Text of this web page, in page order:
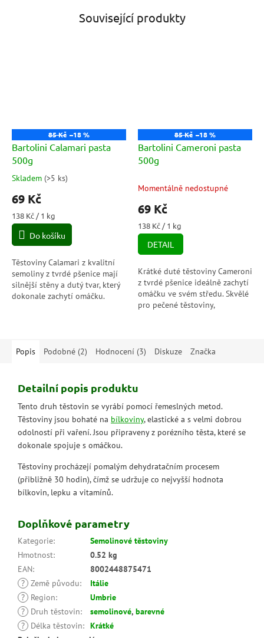
Související produkty
85 Kč –18 %
Bartolini Calamari pasta
500g
Průměrné
produktu
je
5,0
5
hvězdiček.
Skladem (>5 ks)
69 Kč
Měrná
cena:
138 Kč / 1 kg
Do košíku
Těstoviny Calamari z kvalitní
semoliny z tvrdé pšenice mají
silnější stěny a dutý tvar, který
dokonale zachytí omáčku.
85 Kč –18 %
Bartolini Cameroni pasta
500g
Momentálně nedostupné
69 Kč
Měrná
cena:
138 Kč / 1 kg
DETAIL
Krátké duté těstoviny Cameroni
z tvrdé pšenice ideálně zachytí
omáčku ve svém středu. Skvělé
pro pečené těstoviny,
Popis Podobné (2) Hodnocení (3) Diskuze Značka
Detailní popis produktu
Tento druh těstovin se vyrábí pomocí řemeslných metod.
Těstoviny jsou bohaté na bílkoviny, elastické a s velmi dobrou
odolností při vaření. Jsou připraveny z porézního těsta, které se
dokonale spojuje s omáčkou.
Těstoviny procházejí pomalým dehydratačním procesem
(přibližně 30 hodin), čímž se udržuje co nejvyšší hodnota
bílkovin, lepku a vitamínů.
Doplňkové parametry
Kategorie:
Semolinové těstoviny
Hmotnost:
0.52 kg
EAN:
8002448875471
? Země původu:
Itálie
?
Region:
Umbrie
?
Druh těstovin: semolinové, barevné
?
Délka těstovin: Krátké